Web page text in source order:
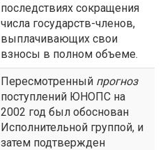
последствиях сокращения
числа государств-членов,
выплачивающих свои
взносы в полном объеме.
Пересмотренный прогноз
поступлений ЮНОПС на
2002 год был обоснован
Исполнительной группой, и
затем подтвержден